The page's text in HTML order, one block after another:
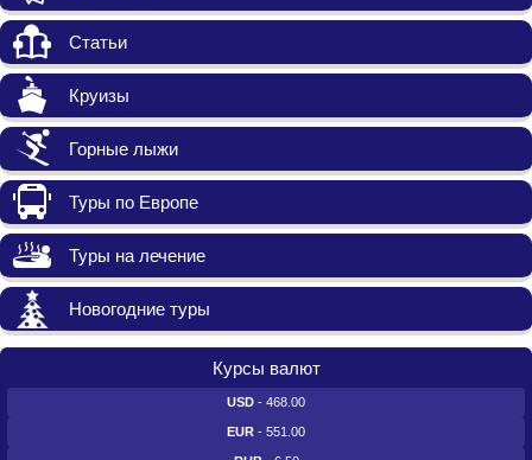
Статьи
Круизы
Горные лыжи
Туры по Европе
Туры на лечение
Новогодние туры
Курсы валют
USD - 468.00
EUR - 551.00